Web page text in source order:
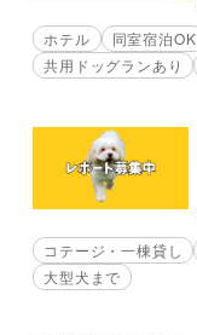
ホテル 同室宿泊OK
共用ドッグランあり
コテージ・一棟貸し
大型犬まで